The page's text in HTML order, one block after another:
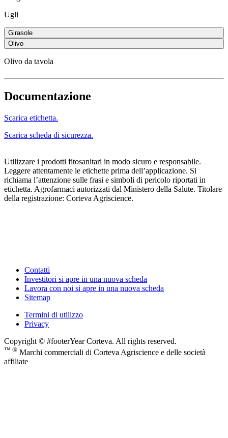
Ugli
Girasole
Olivo
Olivo da tavola
Documentazione
Scarica etichetta.
Scarica scheda di sicurezza.
Utilizzare i prodotti fitosanitari in modo sicuro e responsabile.
Leggere attentamente le etichette prima dell’applicazione. Si
richiama l’attenzione sulle frasi e simboli di pericolo riportati in
etichetta. Agrofarmaci autorizzati dal Ministero della Salute. Titolare
della registrazione: Corteva Agriscience.
Contatti
Investitori si apre in una nuova scheda
Lavora con noi si apre in una nuova scheda
Sitemap
Termini di utilizzo
Privacy
Copyright © #footerYear Corteva. All rights reserved.
™ ® Marchi commerciali di Corteva Agriscience e delle società
affiliate